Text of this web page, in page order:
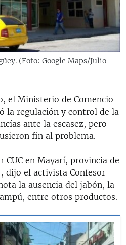
(Foto: Google Maps/Julio
el Ministerio de Comencio
la regulación y control de la
ante la escasez, pero
fin al problema.
CUC en Mayarí, provincia de
dijo el activista Confesor
la ausencia del jabón, la
entre otros productos.